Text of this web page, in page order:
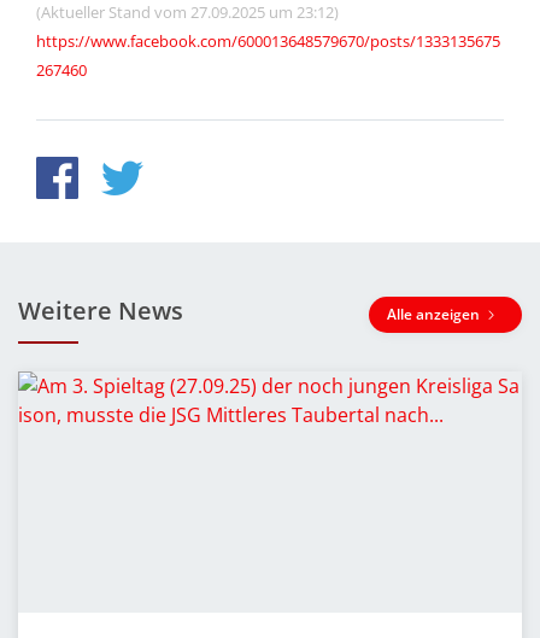
(Aktueller Stand vom 27.09.2025 um 23:12)
https://www.facebook.com/600013648579670/posts/1333135675
267460
Weitere News Alle anzeigen